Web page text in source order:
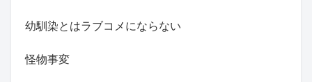
幼馴染とはラブコメにならない
怪物事変